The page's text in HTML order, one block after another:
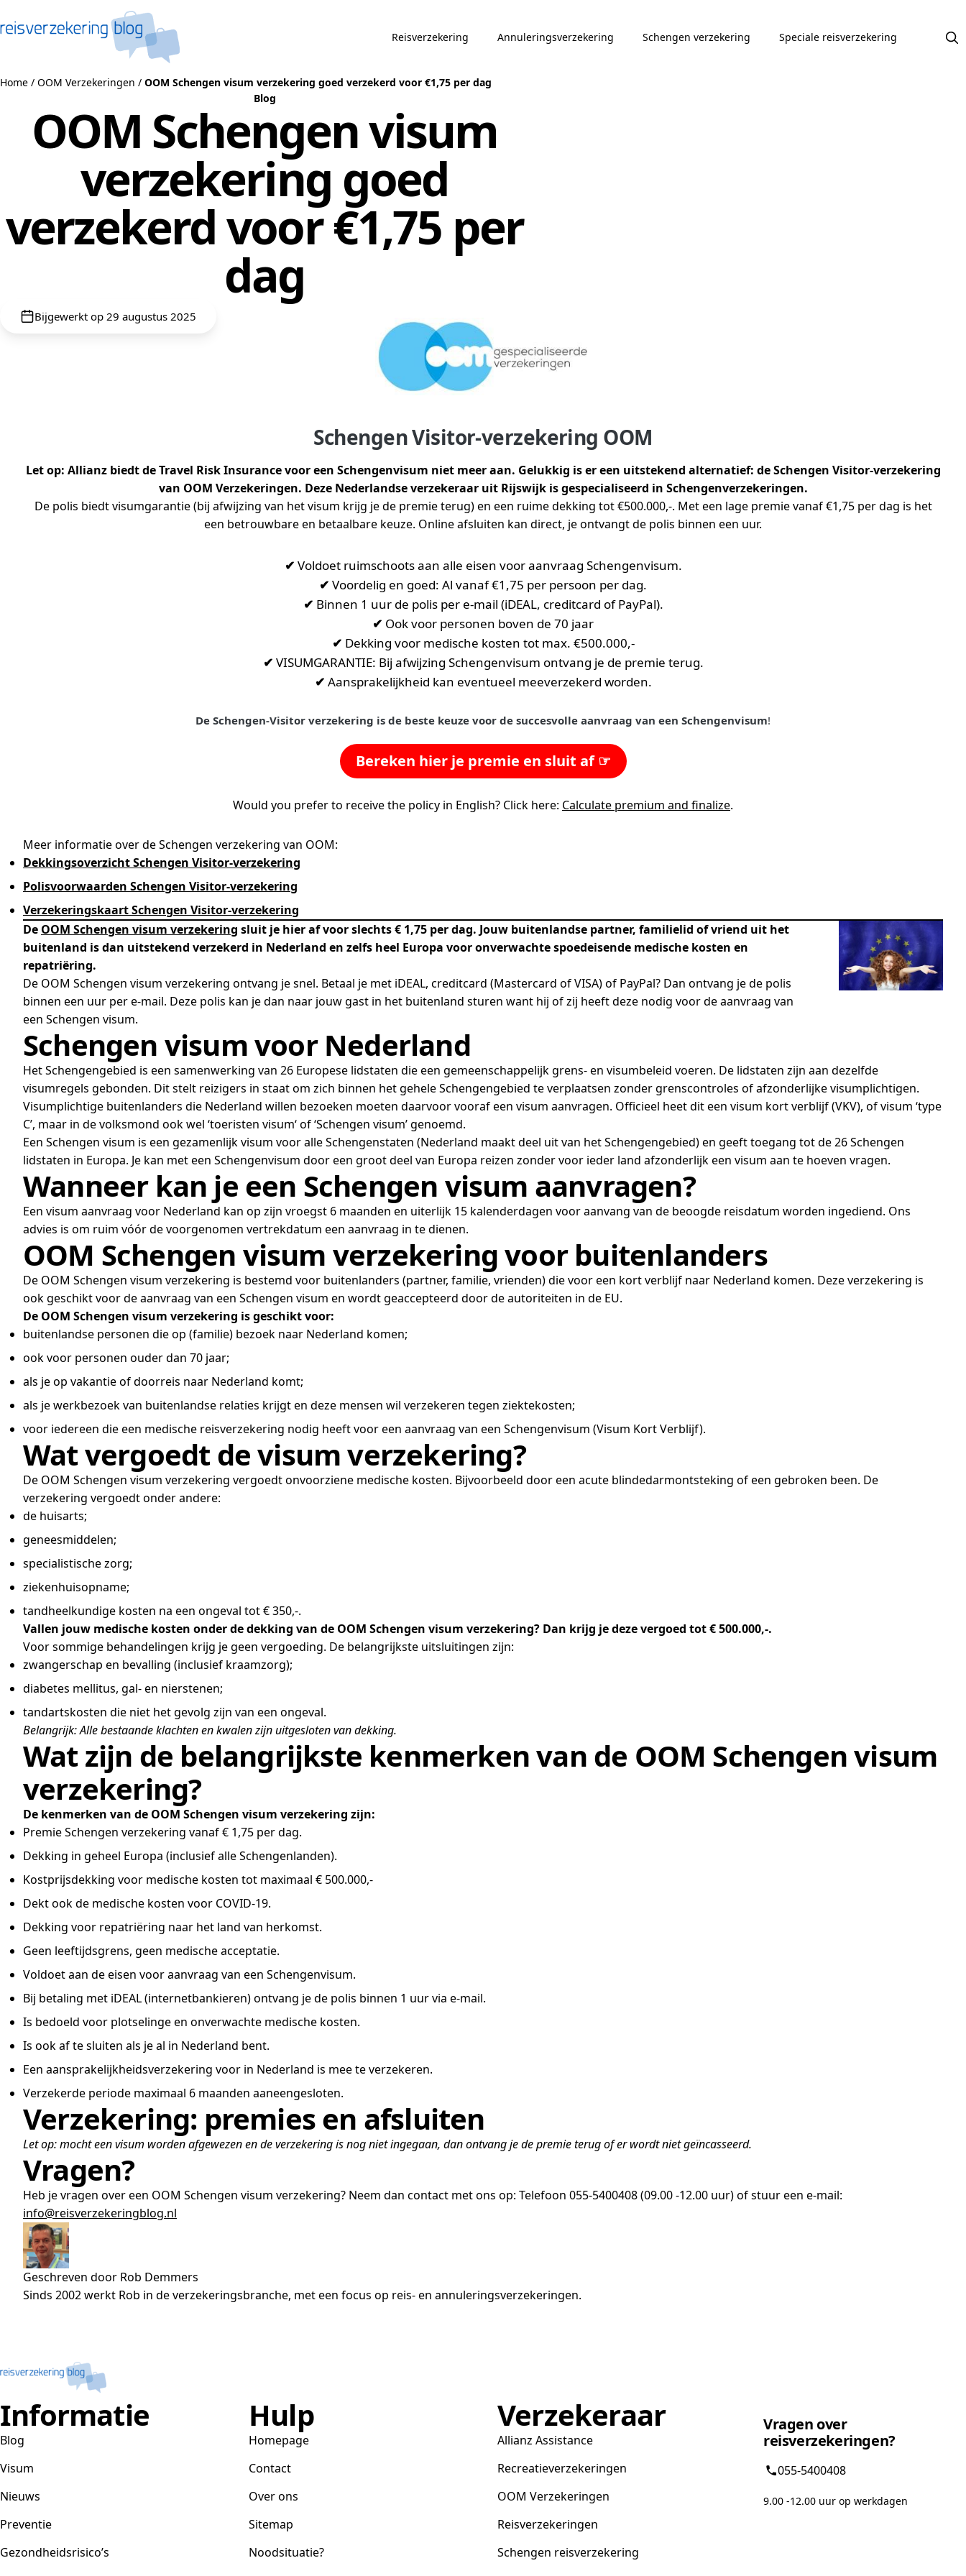
Reisverzekering Annuleringsverzekering Schengen verzekering Speciale reisverzekering
Home / OOM Verzekeringen / OOM Schengen visum verzekering goed verzekerd voor €1,75 per dag
Blog
OOM Schengen visum
verzekering goed
verzekerd voor €1,75 per
dag
Bijgewerkt op 29 augustus 2025
Schengen Visitor-verzekering OOM
Let op: Allianz biedt de Travel Risk Insurance voor een Schengenvisum niet meer aan. Gelukkig is er een uitstekend alternatief: de Schengen Visitor-verzekering
van OOM Verzekeringen. Deze Nederlandse verzekeraar uit Rijswijk is gespecialiseerd in Schengenverzekeringen.
De polis biedt visumgarantie (bij afwijzing van het visum krijg je de premie terug) en een ruime dekking tot €500.000,-. Met een lage premie vanaf €1,75 per dag is het
een betrouwbare en betaalbare keuze. Online afsluiten kan direct, je ontvangt de polis binnen een uur.
✔ Voldoet ruimschoots aan alle eisen voor aanvraag Schengenvisum.
✔ Voordelig en goed: Al vanaf €1,75 per persoon per dag.
✔ Binnen 1 uur de polis per e-mail (iDEAL, creditcard of PayPal).
✔ Ook voor personen boven de 70 jaar
✔ Dekking voor medische kosten tot max. €500.000,-
✔ VISUMGARANTIE: Bij afwijzing Schengenvisum ontvang je de premie terug.
✔ Aansprakelijkheid kan eventueel meeverzekerd worden.
De Schengen-Visitor verzekering is de beste keuze voor de succesvolle aanvraag van een Schengenvisum!
Bereken hier je premie en sluit af ☞
Would you prefer to receive the policy in English? Click here: Calculate premium and finalize.
Meer informatie over de Schengen verzekering van OOM:
Dekkingsoverzicht Schengen Visitor-verzekering
Polisvoorwaarden Schengen Visitor-verzekering
Verzekeringskaart Schengen Visitor-verzekering
De OOM Schengen visum verzekering sluit je hier af voor slechts € 1,75 per dag. Jouw buitenlandse partner, familielid of vriend uit het
buitenland is dan uitstekend verzekerd in Nederland en zelfs heel Europa voor onverwachte spoedeisende medische kosten en
repatriëring.
De OOM Schengen visum verzekering ontvang je snel. Betaal je met iDEAL, creditcard (Mastercard of VISA) of PayPal? Dan ontvang je de polis
binnen een uur per e-mail. Deze polis kan je dan naar jouw gast in het buitenland sturen want hij of zij heeft deze nodig voor de aanvraag van
een Schengen visum.
Schengen visum voor Nederland
Het Schengengebied is een samenwerking van 26 Europese lidstaten die een gemeenschappelijk grens- en visumbeleid voeren. De lidstaten zijn aan dezelfde
visumregels gebonden. Dit stelt reizigers in staat om zich binnen het gehele Schengengebied te verplaatsen zonder grenscontroles of afzonderlijke visumplichtigen.
Visumplichtige buitenlanders die Nederland willen bezoeken moeten daarvoor vooraf een visum aanvragen. Officieel heet dit een visum kort verblijf (VKV), of visum ‘type
C’, maar in de volksmond ook wel ‘toeristen visum‘ of ‘Schengen visum’ genoemd.
Een Schengen visum is een gezamenlijk visum voor alle Schengenstaten (Nederland maakt deel uit van het Schengengebied) en geeft toegang tot de 26 Schengen
lidstaten in Europa. Je kan met een Schengenvisum door een groot deel van Europa reizen zonder voor ieder land afzonderlijk een visum aan te hoeven vragen.
Wanneer kan je een Schengen visum aanvragen?
Een visum aanvraag voor Nederland kan op zijn vroegst 6 maanden en uiterlijk 15 kalenderdagen voor aanvang van de beoogde reisdatum worden ingediend. Ons
advies is om ruim vóór de voorgenomen vertrekdatum een aanvraag in te dienen.
OOM Schengen visum verzekering voor buitenlanders
De OOM Schengen visum verzekering is bestemd voor buitenlanders (partner, familie, vrienden) die voor een kort verblijf naar Nederland komen. Deze verzekering is
ook geschikt voor de aanvraag van een Schengen visum en wordt geaccepteerd door de autoriteiten in de EU.
De OOM Schengen visum verzekering is geschikt voor:
buitenlandse personen die op (familie) bezoek naar Nederland komen;
ook voor personen ouder dan 70 jaar;
als je op vakantie of doorreis naar Nederland komt;
als je werkbezoek van buitenlandse relaties krijgt en deze mensen wil verzekeren tegen ziektekosten;
voor iedereen die een medische reisverzekering nodig heeft voor een aanvraag van een Schengenvisum (Visum Kort Verblijf).
Wat vergoedt de visum verzekering?
De OOM Schengen visum verzekering vergoedt onvoorziene medische kosten. Bijvoorbeeld door een acute blindedarmontsteking of een gebroken been. De
verzekering vergoedt onder andere:
de huisarts;
geneesmiddelen;
specialistische zorg;
ziekenhuisopname;
tandheelkundige kosten na een ongeval tot € 350,-.
Vallen jouw medische kosten onder de dekking van de OOM Schengen visum verzekering? Dan krijg je deze vergoed tot € 500.000,-.
Voor sommige behandelingen krijg je geen vergoeding. De belangrijkste uitsluitingen zijn:
zwangerschap en bevalling (inclusief kraamzorg);
diabetes mellitus, gal- en nierstenen;
tandartskosten die niet het gevolg zijn van een ongeval.
Belangrijk: Alle bestaande klachten en kwalen zijn uitgesloten van dekking.
Wat zijn de belangrijkste kenmerken van de OOM Schengen visum
verzekering?
De kenmerken van de OOM Schengen visum verzekering zijn:
Premie Schengen verzekering vanaf € 1,75 per dag.
Dekking in geheel Europa (inclusief alle Schengenlanden).
Kostprijsdekking voor medische kosten tot maximaal € 500.000,-
Dekt ook de medische kosten voor COVID-19.
Dekking voor repatriëring naar het land van herkomst.
Geen leeftijdsgrens, geen medische acceptatie.
Voldoet aan de eisen voor aanvraag van een Schengenvisum.
Bij betaling met iDEAL (internetbankieren) ontvang je de polis binnen 1 uur via e-mail.
Is bedoeld voor plotselinge en onverwachte medische kosten.
Is ook af te sluiten als je al in Nederland bent.
Een aansprakelijkheidsverzekering voor in Nederland is mee te verzekeren.
Verzekerde periode maximaal 6 maanden aaneengesloten.
Verzekering: premies en afsluiten
Let op: mocht een visum worden afgewezen en de verzekering is nog niet ingegaan, dan ontvang je de premie terug of er wordt niet geïncasseerd.
Vragen?
Heb je vragen over een OOM Schengen visum verzekering? Neem dan contact met ons op: Telefoon 055-5400408 (09.00 -12.00 uur) of stuur een e-mail:
info@reisverzekeringblog.nl
Geschreven door Rob Demmers
Sinds 2002 werkt Rob in de verzekeringsbranche, met een focus op reis- en annuleringsverzekeringen.
Informatie
Blog
Visum
Nieuws
Preventie
Gezondheidsrisico’s
Hulp
Homepage
Contact
Over ons
Sitemap
Noodsituatie?
Verzekeraar
Allianz Assistance
Recreatieverzekeringen
OOM Verzekeringen
Reisverzekeringen
Schengen reisverzekering
Vragen over
reisverzekeringen?
055-5400408
9.00 -12.00 uur op werkdagen